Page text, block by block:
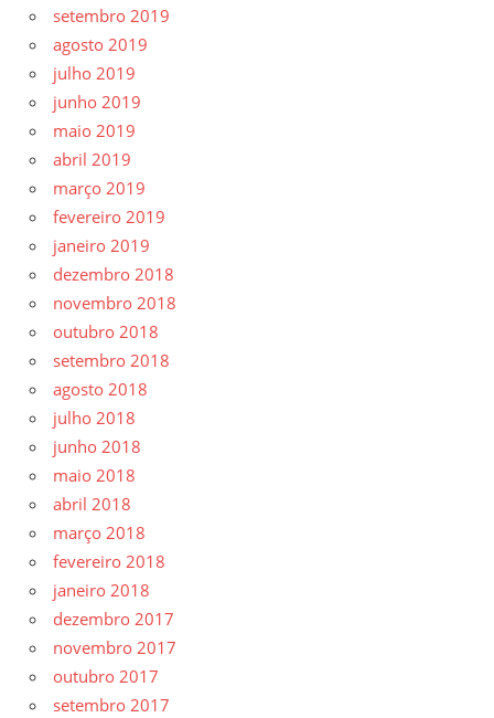
setembro 2019
agosto 2019
julho 2019
junho 2019
maio 2019
abril 2019
março 2019
fevereiro 2019
janeiro 2019
dezembro 2018
novembro 2018
outubro 2018
setembro 2018
agosto 2018
julho 2018
junho 2018
maio 2018
abril 2018
março 2018
fevereiro 2018
janeiro 2018
dezembro 2017
novembro 2017
outubro 2017
setembro 2017